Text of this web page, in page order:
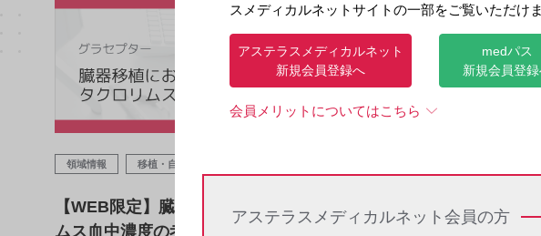
領域情報 移植・自己免疫
【WEB限定】臓器移植におけるタクロリ
ムス血中濃度の考え方
スメディカルネットサイトの一部をご覧いただけま
アステラスメディカルネット
新規会員登録へ
medパス
新規会員登
会員メリットについてはこちら
アステラスメディカルネット会員の方